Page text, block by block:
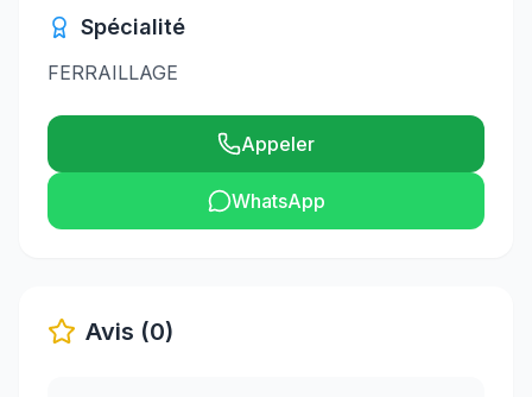
Spécialité
FERRAILLAGE
Appeler
WhatsApp
Avis (0)